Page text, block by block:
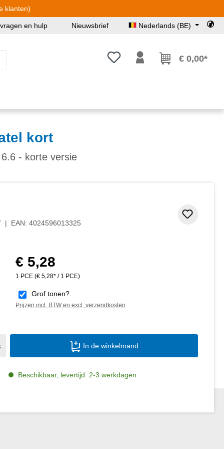
klanten)
en hulp Nieuwsbrief Nederlands (BE)
Je hebt 0 items op je€ 0,00*
kort
- korte versie
| EAN: 4024596013325
Normale prijs:
€ 5,28
1 PCE (€ 5,28* / 1 PCE)
Grof tonen?
Prijzen incl. BTW en excl. verzendkosten
Producthoeveelheid: Voer de gewenste
In de winkelmand
Beschikbaar, levertijd: 2-3 werkdagen